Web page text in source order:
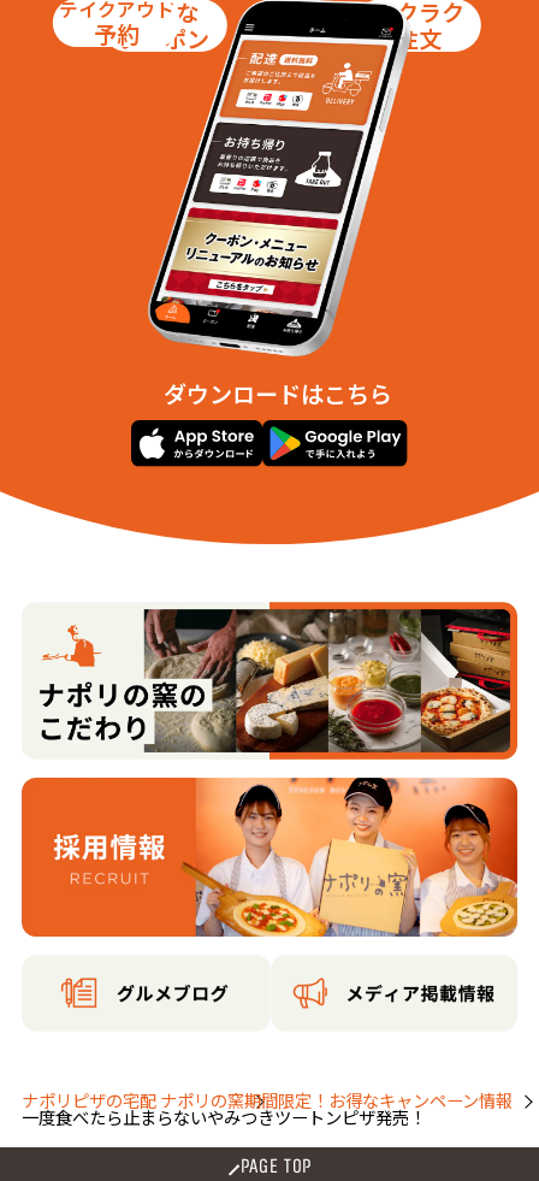
お得な
クーポン
テイクアウト
予約
ラクラク
注文
ダウンロードはこちら
ナポリピザの宅配 ナポリの窯期間限定！お得なキャンペーン情報
一度食べたら止まらないやみつきツートンピザ発売！
PAGE TOP